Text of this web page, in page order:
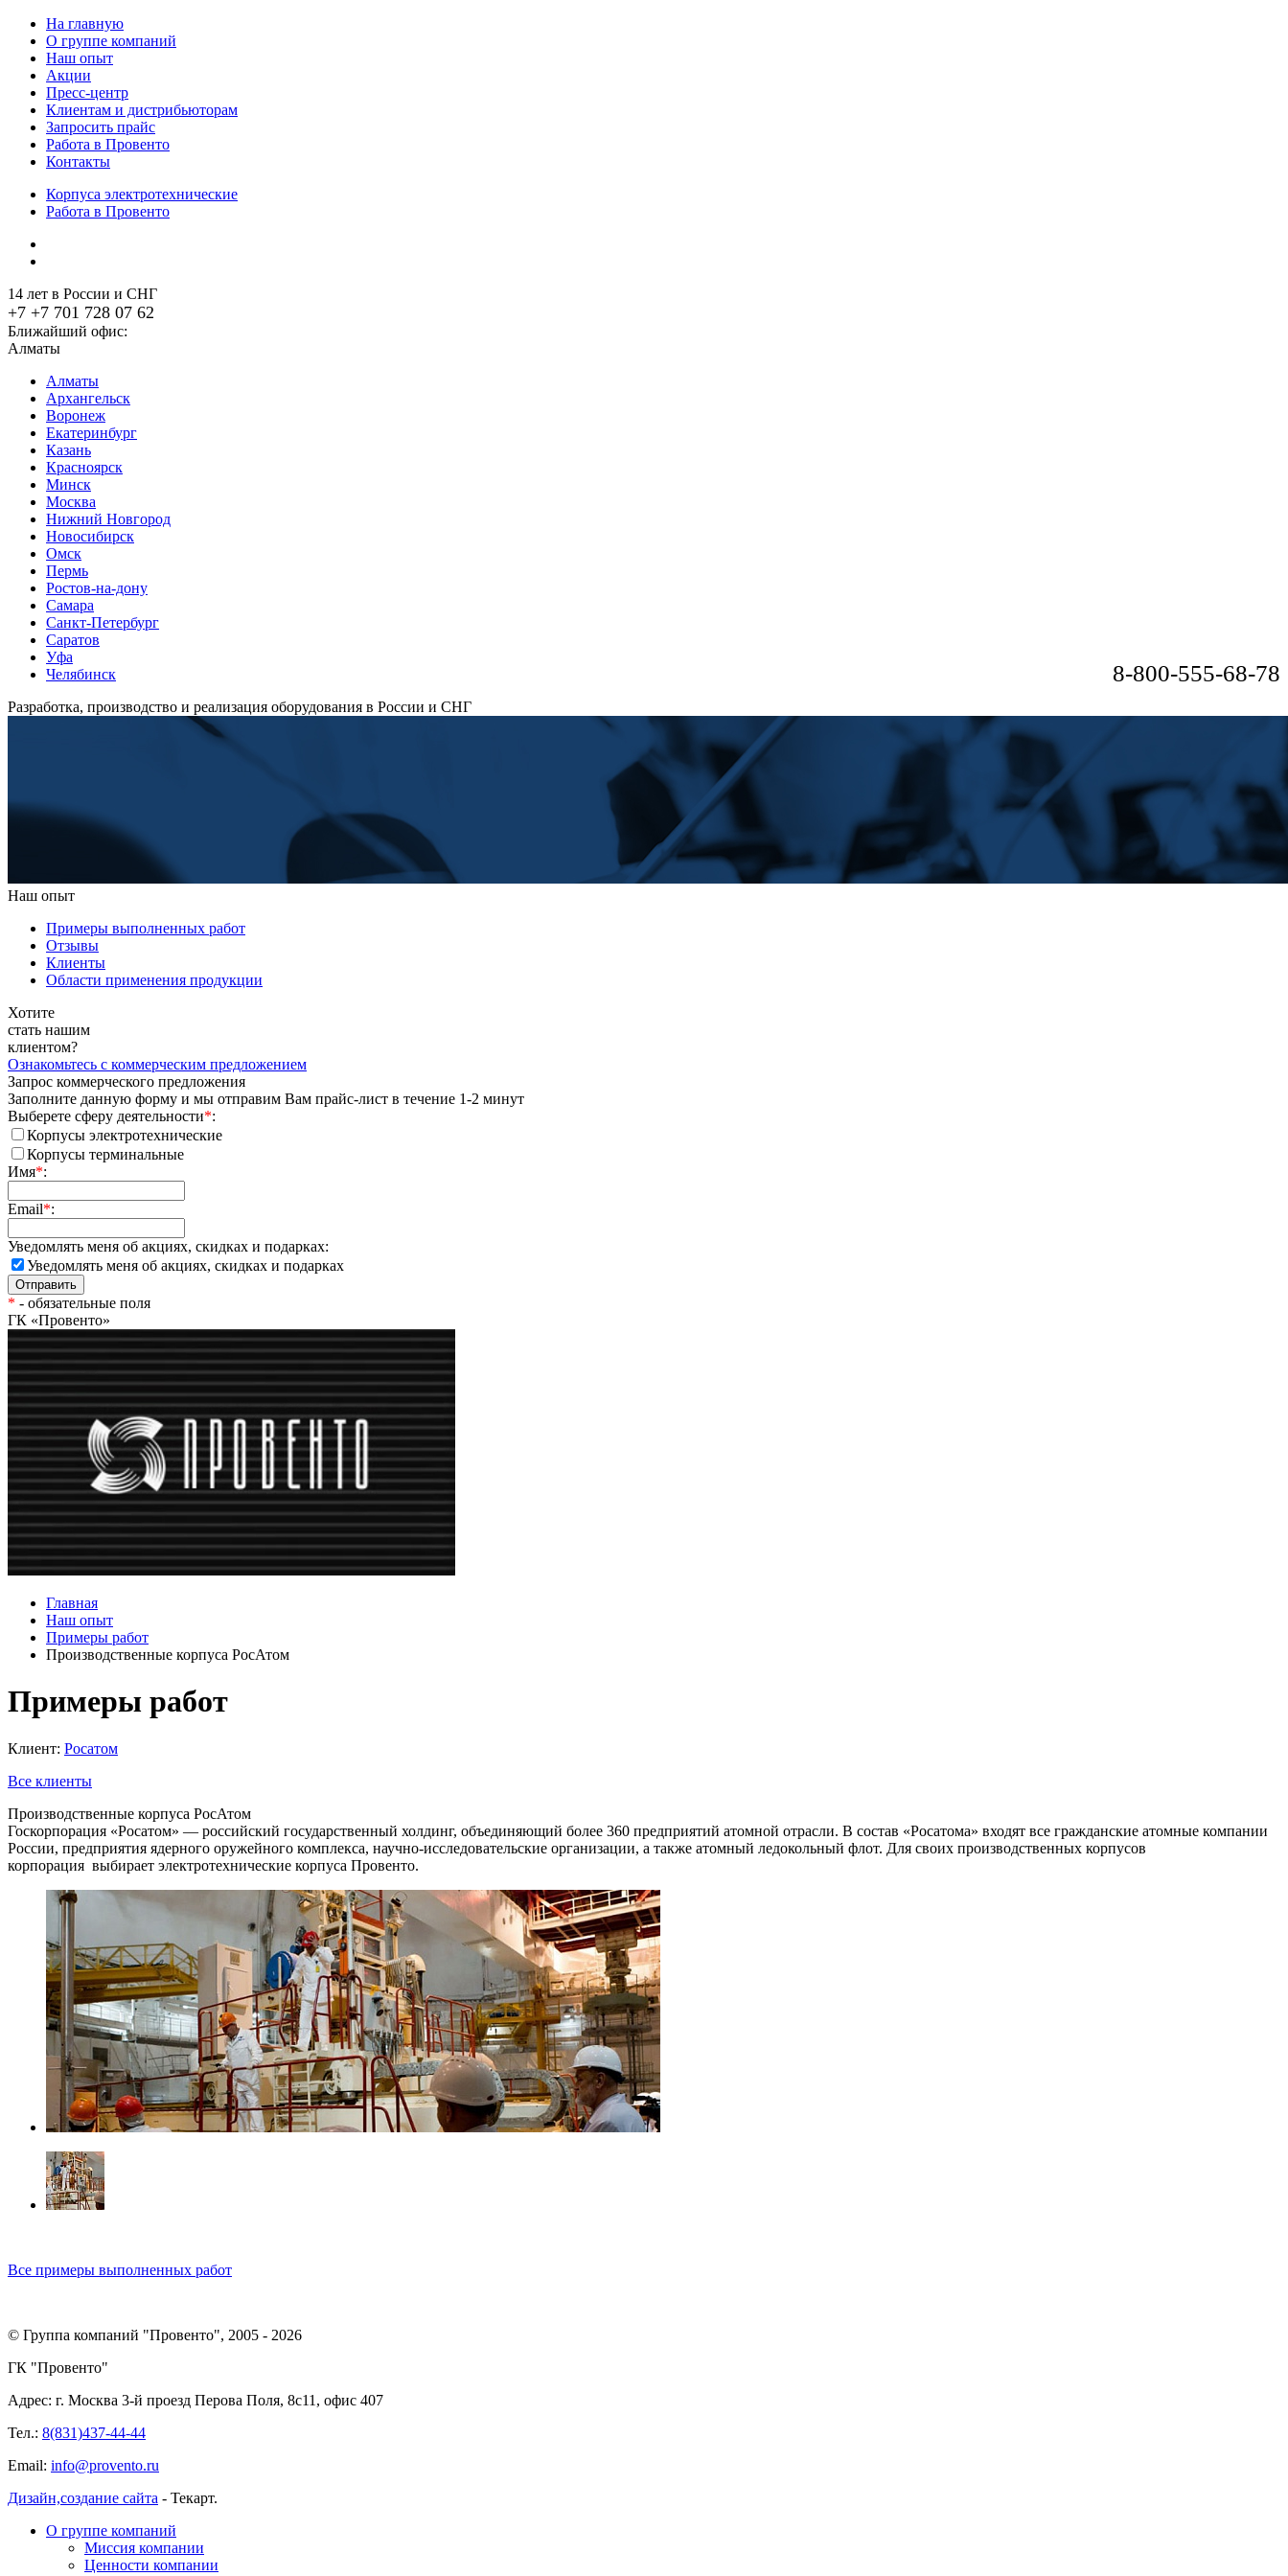
На главную
О группе компаний
Наш опыт
Акции
Пресс-центр
Клиентам и дистрибьюторам
Запросить прайс
Работа в Провенто
Контакты
Корпуса электротехнические
Работа в Провенто
14 лет в России и СНГ
8-800-555-68-78
+7 +7 701 728 07 62
Ближайший офис:
Алматы
Алматы
Архангельск
Воронеж
Екатеринбург
Казань
Красноярск
Минск
Москва
Нижний Новгород
Новосибирск
Омск
Пермь
Ростов-на-дону
Самара
Санкт-Петербург
Саратов
Уфа
Челябинск
Разработка, производство и реализация оборудования в России и СНГ
Наш опыт
Примеры выполненных работ
Отзывы
Клиенты
Области применения продукции
Хотите
стать нашим
клиентом?
Ознакомьтесь с коммерческим предложением
Запрос коммерческого предложения
Заполните данную форму и мы отправим Вам прайс-лист в течение 1-2 минут
Выберете сферу деятельности*:
Корпусы электротехнические
Корпусы терминальные
Имя*:
Email*:
Уведомлять меня об акциях, скидках и подарках:
Уведомлять меня об акциях, скидках и подарках
* - обязательные поля
ГК «Провенто»
Главная
Наш опыт
Примеры работ
Производственные корпуса РосАтом
Примеры работ
Клиент: Росатом
Все клиенты
Производственные корпуса РосАтом
Госкорпорация «Росатом» — российский государственный холдинг, объединяющий более 360 предприятий атомной отрасли. В состав «Росатома» входят все гражданские атомные компании
России, предприятия ядерного оружейного комплекса, научно-исследовательские организации, а также атомный ледокольный флот. Для своих производственных корпусов
корпорация выбирает электротехнические корпуса Провенто.
Все примеры выполненных работ
© Группа компаний "Провенто", 2005 - 2026
ГК "Провенто"
Адрес: г. Москва 3-й проезд Перова Поля, 8с11, офис 407
Тел.: 8(831)437-44-44
Email: info@provento.ru
Дизайн,создание сайта - Текарт.
О группе компаний
Миссия компании
Ценности компании